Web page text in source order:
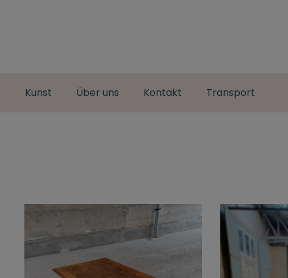
Kunst Über uns Kontakt Transport